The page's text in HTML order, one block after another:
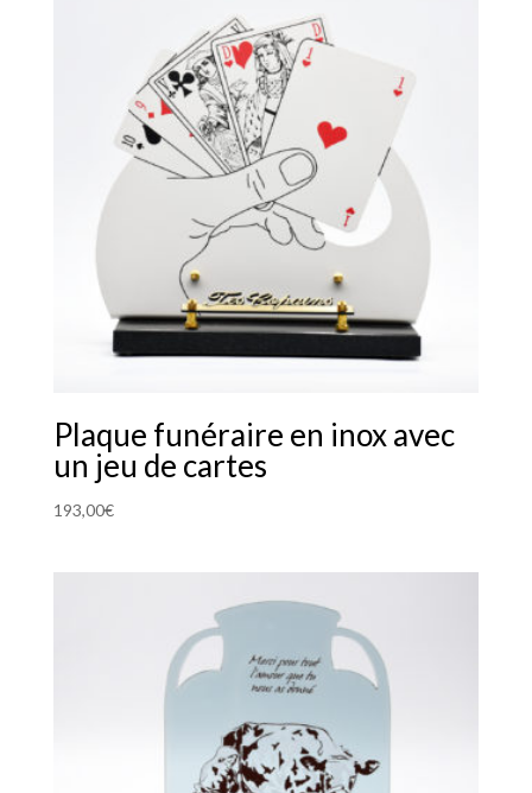
Plaque funéraire en inox avec
un jeu de cartes
193,00€